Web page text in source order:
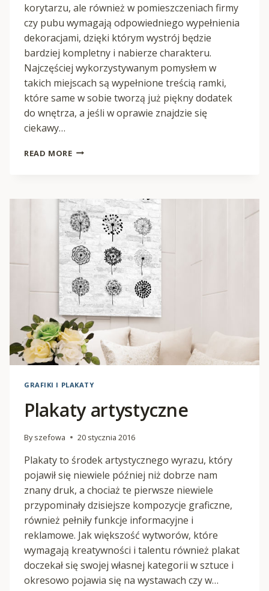
korytarzu, ale również w pomieszczeniach firmy
czy pubu wymagają odpowiedniego wypełnienia
dekoracjami, dzięki którym wystrój będzie
bardziej kompletny i nabierze charakteru.
Najczęściej wykorzystywanym pomysłem w
takich miejscach są wypełnione treścią ramki,
które same w sobie tworzą już piękny dodatek
do wnętrza, a jeśli w oprawie znajdzie się
ciekawy…
READ MOREPLAKATY
GRAFIKI I PLAKATY
Plakaty artystyczne
By szefowa 20 stycznia 2016
Plakaty to środek artystycznego wyrazu, który
pojawił się niewiele później niż dobrze nam
znany druk, a chociaż te pierwsze niewiele
przypominały dzisiejsze kompozycje graficzne,
również pełniły funkcje informacyjne i
reklamowe. Jak większość wytworów, które
wymagają kreatywności i talentu również plakat
doczekał się swojej własnej kategorii w sztuce i
okresowo pojawia się na wystawach czy w…